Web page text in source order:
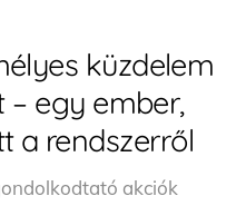
küzdelem
– egy ember,
a rendszerről
akciók